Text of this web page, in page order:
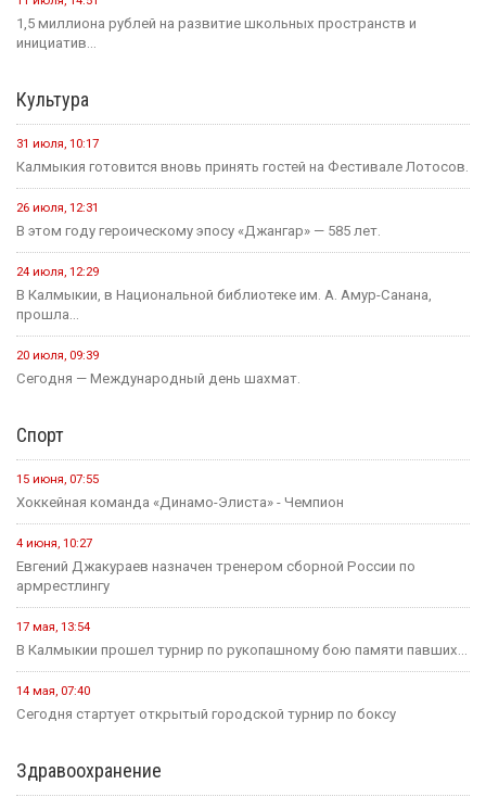
1,5 миллиона рублей на развитие школьных пространств и
инициатив...
Культура
31 июля, 10:17
Калмыкия готовится вновь принять гостей на Фестивале Лотосов.
26 июля, 12:31
В этом году героическому эпосу «Джангар» — 585 лет.
24 июля, 12:29
В Калмыкии, в Национальной библиотеке им. А. Амур-Санана,
прошла...
20 июля, 09:39
Сегодня — Международный день шахмат.
Спорт
15 июня, 07:55
Хоккейная команда «Динамо-Элиста» - Чемпион
4 июня, 10:27
Евгений Джакураев назначен тренером сборной России по
армрестлингу
17 мая, 13:54
В Калмыкии прошел турнир по рукопашному бою памяти павших...
14 мая, 07:40
Сегодня стартует открытый городской турнир по боксу
Здравоохранение